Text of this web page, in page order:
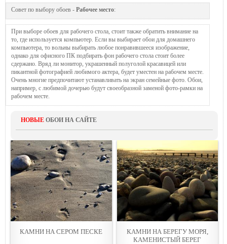
Совет по выбору обоев - Рабочее место:
При выборе обоев для рабочего стола, стоит также обратить внимание на
то, где используется компьютер. Если вы выбирает обои для домашнего
компьютера, то вольны выбирать любое понравившееся изображение,
однако для офисного ПК подбирать фон рабочего стола стоит более
сдержано. Вряд ли монитор, украшенный полуголой красавицей или
пикантной фотографией любимого актера, будет уместен на рабочем месте.
Очень многие предпочитают устанавливать на экран семейные фото. Обои,
например, с любимой дочерью будут своеобразной заменой фото-рамки на
рабочем месте.
НОВЫЕ ОБОИ НА САЙТЕ
КАМНИ НА СЕРОМ ПЕСКЕ
КАМНИ НА БЕРЕГУ МОРЯ,
КАМЕНИСТЫЙ БЕРЕГ